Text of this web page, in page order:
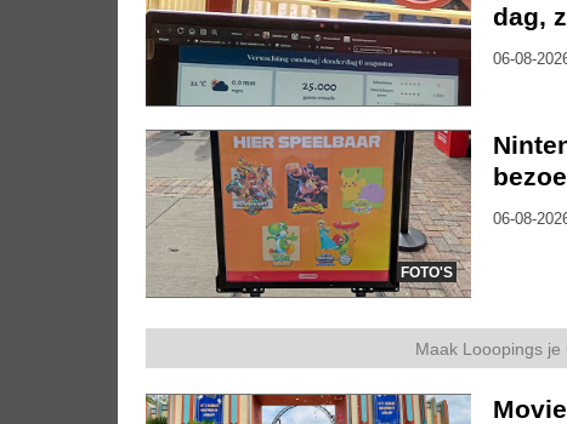
dag,
06-08-
FOTO'S
06-08-
Maak Looopings je